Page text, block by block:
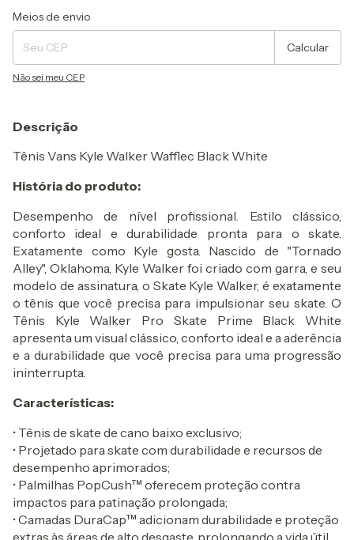
Entregas para o CEP:
Meios de envio
Calcular
Não sei meu CEP
Descrição
Tênis Vans Kyle Walker Wafflec Black White
História do produto:
Desempenho de nível profissional. Estilo clássico,
conforto ideal e durabilidade pronta para o skate.
Exatamente como Kyle gosta. Nascido de "Tornado
Alley", Oklahoma, Kyle Walker foi criado com garra, e seu
modelo de assinatura, o Skate Kyle Walker, é exatamente
o tênis que você precisa para impulsionar seu skate. O
Tênis Kyle Walker Pro Skate Prime Black White
apresenta um visual clássico, conforto ideal e a aderência
e a durabilidade que você precisa para uma progressão
ininterrupta.
Características:
• Tênis de skate de cano baixo exclusivo;
• Projetado para skate com durabilidade e recursos de
desempenho aprimorados;
• Palmilhas PopCush™ oferecem proteção contra
impactos para patinação prolongada;
• Camadas DuraCap™ adicionam durabilidade e proteção
extras às áreas de alto desgaste, prolongando a vida útil